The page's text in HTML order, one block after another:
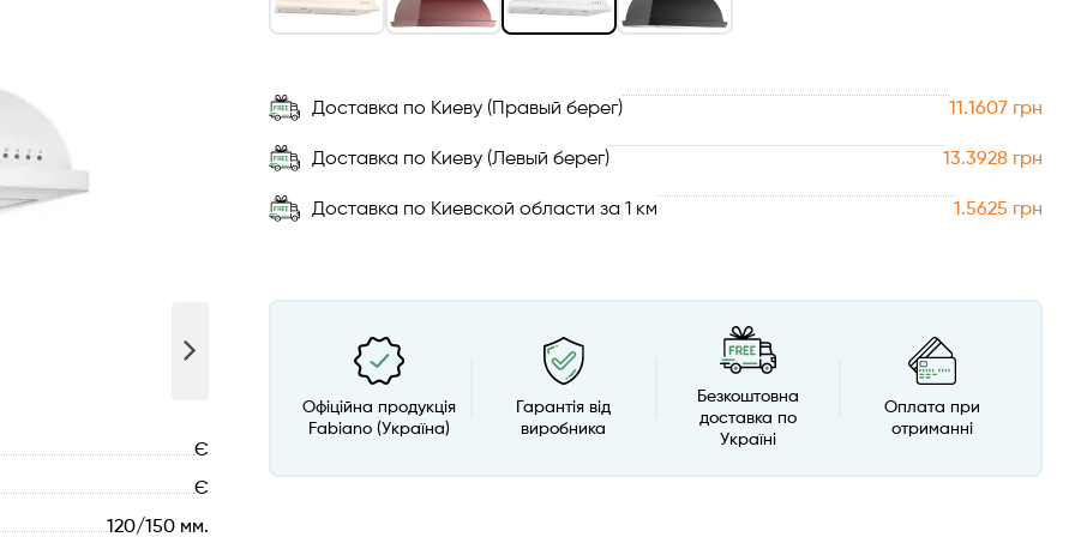
Є
Є
120/150 мм.
Доставка по Киеву (Правый берег) 11.1607 грн
Доставка по Киеву (Левый берег) 13.3928 грн
Доставка по Киевской области за 1 км 1.5625 грн
Офіційна продукція
Fabiano (Україна)
Гарантія від
виробника
Безкоштовна
доставка по
Україні
Оплата при
отриманні